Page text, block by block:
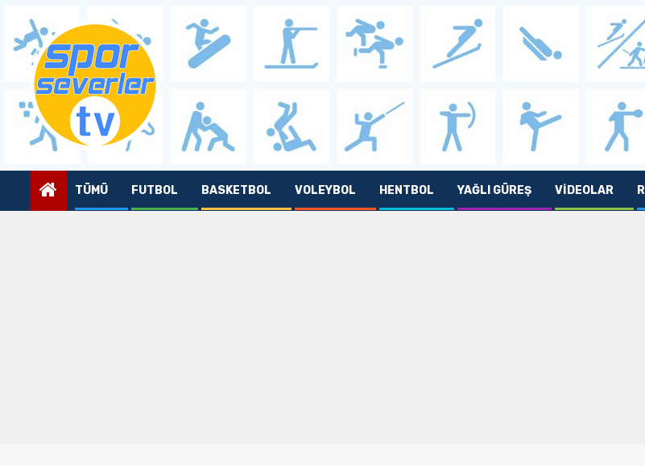
content
TÜMÜ FUTBOL BASKETBOL VOLEYBOL HENTBOL YAĞLI GÜREŞ VIDEOLAR